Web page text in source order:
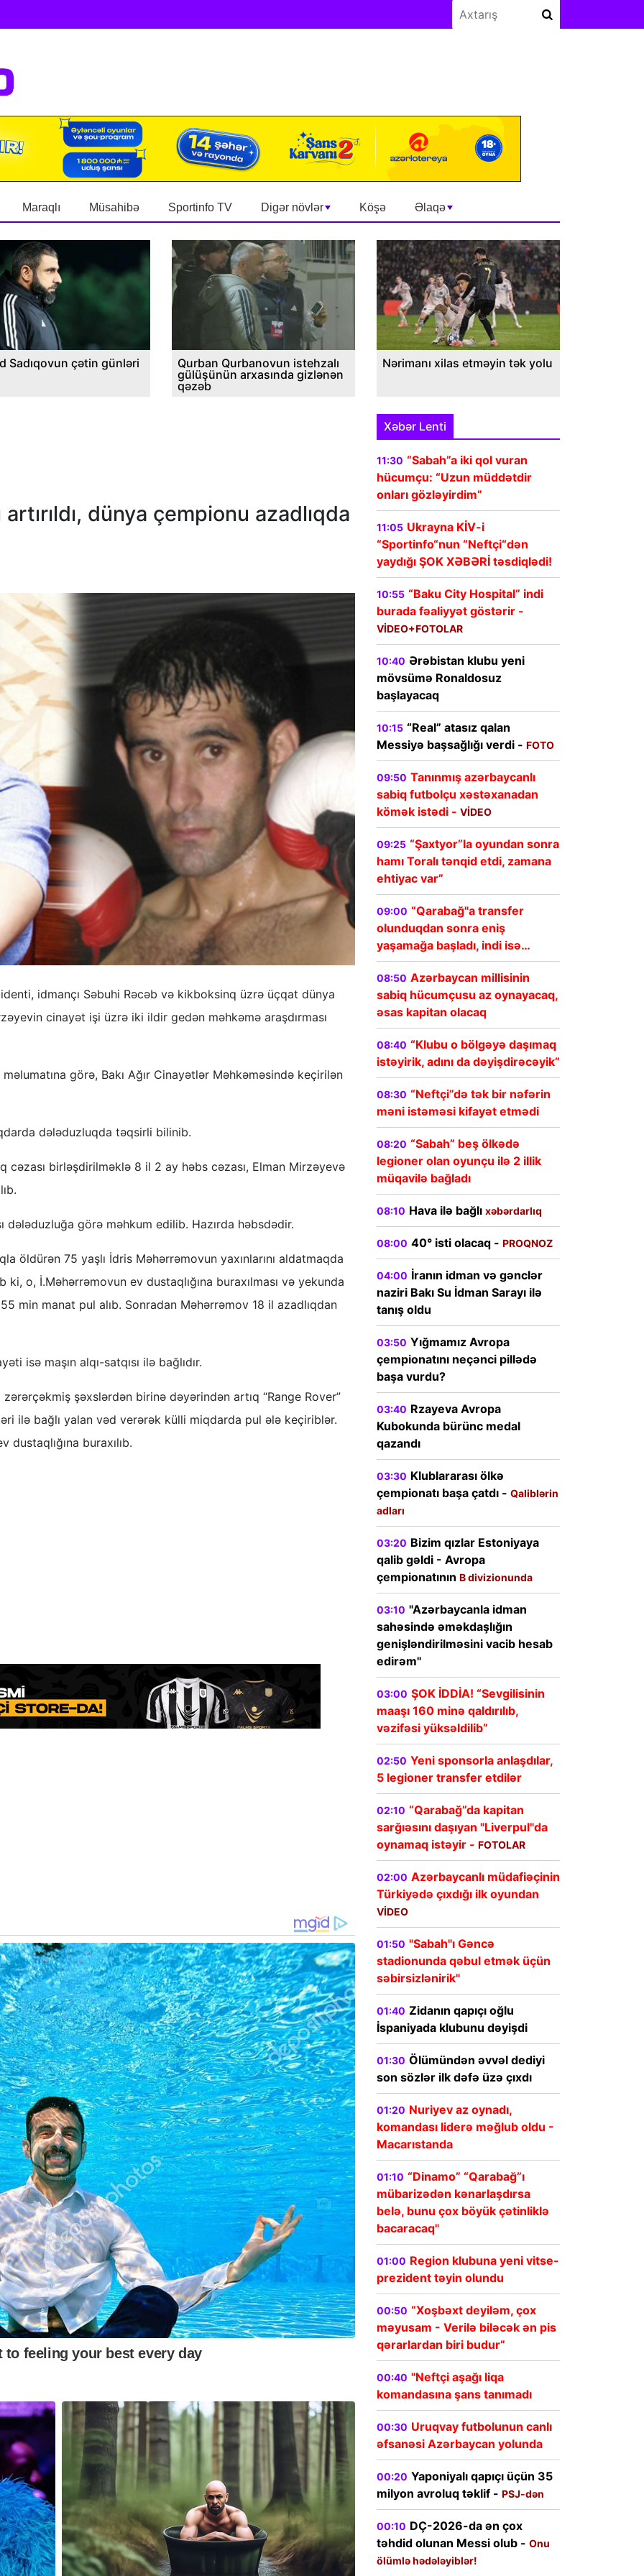
Maraqlı Müsahibə Sportinfo TV Digər növlər Köşə Əlaqə
Sadıqovun çətin günləri
Qurban Qurbanovun istehzalı
gülüşünün arxasında gizlənən
qəzəb
Nərimanı xilas etməyin tək yolu
dünya çempionu azadlıqda
idmançı Səbuhi Rəcəb və kikboksinq üzrə üçqat dünya
cinayət işi üzrə iki ildir gedən məhkəmə araşdırması
görə, Bakı Ağır Cinayətlər Məhkəməsində keçirilən
dələduzluqda təqsirli bilinib.
cəzası birləşdirilməklə 8 il 2 ay həbs cəzası, Elman Mirzəyevə
görə məhkum edilib. Hazırda həbsdədir.
öldürən 75 yaşlı İdris Məhərrəmovun yaxınlarını aldatmaqda
o, İ.Məhərrəmovun ev dustaqlığına buraxılması və yekunda
min manat pul alıb. Sonradan Məhərrəmov 18 il azadlıqdan
isə maşın alqı-satqısı ilə bağlıdır.
şəxslərdən birinə dəyərindən artıq “Range Rover”
ilə bağlı yalan vəd verərək külli miqdarda pul ələ keçiriblər.
buraxılıb.
Xəbər Lenti
11:30 “Sabah”a iki qol vuran
hücumçu: “Uzun müddətdir
onları gözləyirdim”
11:05 Ukrayna KİV-i
“Sportinfo“nun “Neftçi“dən
yaydığı ŞOK XƏBƏRİ təsdiqlədi!
10:55 “Baku City Hospital” indi
burada fəaliyyət göstərir -
VİDEO+FOTOLAR
10:40 Ərəbistan klubu yeni
mövsümə Ronaldosuz
başlayacaq
10:15 “Real” atasız qalan
Messiyə başsağlığı verdi - FOTO
09:50 Tanınmış azərbaycanlı
sabiq futbolçu xəstəxanadan
kömək istədi - VİDEO
09:25 “Şaxtyor”la oyundan sonra
hamı Toralı tənqid etdi, zamana
ehtiyac var”
09:00 “Qarabağ"a transfer
olunduqdan sonra eniş
yaşamağa başladı, indi isə…
08:50 Azərbaycan millisinin
sabiq hücumçusu az oynayacaq,
əsas kapitan olacaq
08:40 “Klubu o bölgəyə daşımaq
istəyirik, adını da dəyişdirəcəyik”
08:30 “Neftçi”də tək bir nəfərin
məni istəməsi kifayət etmədi
08:20 “Sabah” beş ölkədə
legioner olan oyunçu ilə 2 illik
müqavilə bağladı
08:10 Hava ilə bağlı xəbərdarlıq
08:00 40° isti olacaq - PROQNOZ
04:00 İranın idman və gənclər
naziri Bakı Su İdman Sarayı ilə
tanış oldu
03:50 Yığmamız Avropa
çempionatını neçənci pillədə
başa vurdu?
03:40 Rzayeva Avropa
Kubokunda bürünc medal
qazandı
03:30 Klublararası ölkə
çempionatı başa çatdı - Qaliblərin
adları
03:20 Bizim qızlar Estoniyaya
qalib gəldi - Avropa
çempionatının B divizionunda
03:10 "Azərbaycanla idman
sahəsində əməkdaşlığın
genişləndirilməsini vacib hesab
edirəm"
03:00 ŞOK İDDİA! “Sevgilisinin
maaşı 160 minə qaldırılıb,
vəzifəsi yüksəldilib”
02:50 Yeni sponsorla anlaşdılar,
5 legioner transfer etdilər
02:10 “Qarabağ”da kapitan
sarğıəsını daşıyan "Liverpul"da
oynamaq istəyir - FOTOLAR
02:00 Azərbaycanlı müdafiəçinin
Türkiyədə çıxdığı ilk oyundan
VİDEO
01:50 "Sabah"ı Gəncə
stadionunda qəbul etmək üçün
səbirsizlənirik"
01:40 Zidanın qapıçı oğlu
İspaniyada klubunu dəyişdi
01:30 Ölümündən əvvəl dediyi
son sözlər ilk dəfə üzə çıxdı
01:20 Nuriyev az oynadı,
komandası liderə məğlub oldu -
Macarıstanda
01:10 “Dinamo” “Qarabağ”ı
mübarizədən kənarlaşdırsa
belə, bunu çox böyük çətinliklə
bacaracaq"
01:00 Region klubuna yeni vitse-
prezident təyin olundu
00:50 “Xoşbəxt deyiləm, çox
məyusam - Verilə biləcək ən pis
qərarlardan biri budur”
00:40 "Neftçi aşağı liqa
komandasına şans tanımadı
00:30 Uruqvay futbolunun canlı
əfsanəsi Azərbaycan yolunda
00:20 Yaponiyalı qapıçı üçün 35
milyon avroluq təklif - PSJ-dən
00:10 DÇ-2026-da ən çox
təhdid olunan Messi olub - Onu
ölümlə hədələyiblər!